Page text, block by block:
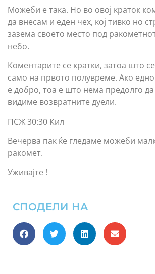
Можеби е така. Но во овој краток
да внесам и еден чех, кој тивко но
зазема своето место под
небо.
Коментарите се кратки, затоа што
само на првото полувреме. Ако
е добро, тоа е што нема предолго
видиме возвратните дуели.
ПСЖ 30:30 Кил
Вечерва пак ќе гледаме можеби
ракомет.
Уживајте !
СПОДЕЛИ НА